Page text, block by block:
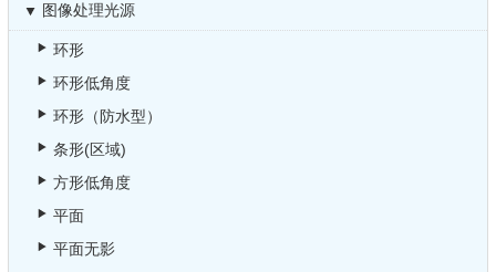
图像处理光源
环形
环形低角度
环形（防水型）
条形(区域)
方形低角度
平面
平面无影